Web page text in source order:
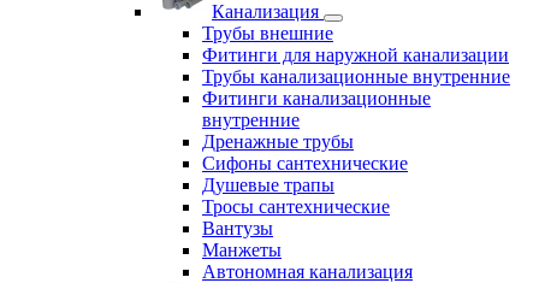
Канализация
Трубы внешние
Фитинги для наружной канализации
Трубы канализационные внутренние
Фитинги канализационные
внутренние
Дренажные трубы
Сифоны сантехнические
Душевые трапы
Тросы сантехнические
Вантузы
Манжеты
Автономная канализация